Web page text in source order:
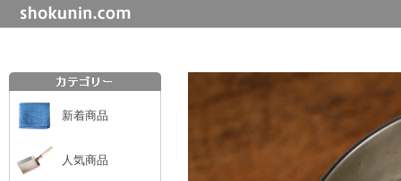
新着商品
人気商品